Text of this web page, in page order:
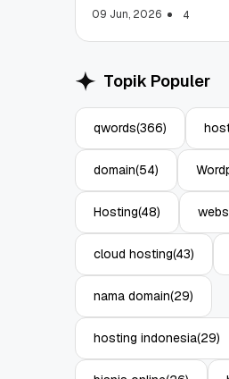
Aplikasi: Atasi
4
09 Jun, 2026 4
Topik Populer
qwords(366)
domain(54)
Hosting(48)
cloud hosting(43)
nama domain(29)
hosting indonesia(29)